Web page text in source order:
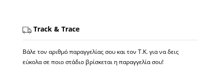
Track & Trace
Βάλε τον αριθμό παραγγελίας σου και τον Τ.Κ. για να δεις
εύκολα σε ποιο στάδιο βρίσκεται η παραγγελία σου!